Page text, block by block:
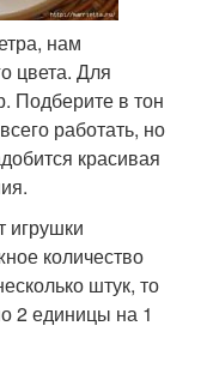
нам
цвета. Для
Подберите в тон
работать, но
красивая
игрушки
количество
штук, то
2 единицы на 1